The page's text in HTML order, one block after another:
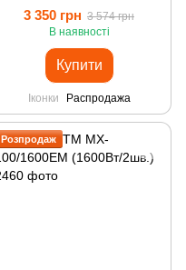
3 350 грн 3 574 грн
В наявності
Купити
Іконки Распродажа
Розпродаж